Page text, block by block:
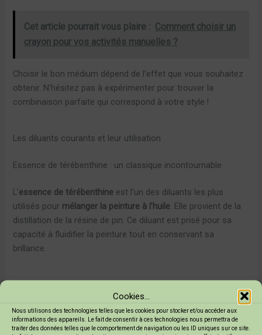
Cookies...
Nous utilisons des technologies telles que les cookies pour stocker et/ou accéder aux
informations des appareils. Le fait de consentir à ces technologies nous permettra de
traiter des données telles que le comportement de navigation ou les ID uniques sur ce site.
Cet article pourrait vous plaire : Comment choisir un
crayon pour vos activités manuelles ?
Choisir le bon médium dépend de l’effet que vous souhaitez
obtenir. N’hésitez pas à expérimenter pour trouver la
combinaison parfaite qui correspond à votre style !
Les diluants courants et leur utilisation
Essence de térébenthine : un classique incontournable
L’essence de térébenthine est l’un des diluants les plus
utilisés pour mélanger la peinture à l’huile. Elle provient de la
distillation de la résine de pin. Ce diluant est prisé pour sa
capacité à fluidifier la peinture tout en conservant sa
brillance.